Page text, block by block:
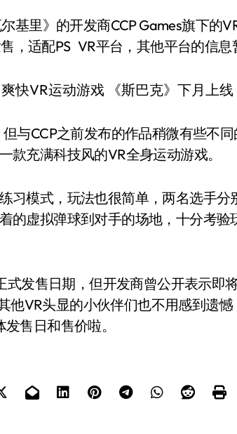
基里》的开发商CCP Games旗下的
，适配PS VR平台，其他平台的信息
与CCP之前发布的作品稍微有些不
款充满科技风的VR全身运动游戏。
习模式，玩法也很简单，两名选手分
的虚拟弹球到对手的场地，十分考验
式发售日期，但开发商曾公开表示即
他VR头显的小伙伴们也不用感到遗
售日和售价啦。